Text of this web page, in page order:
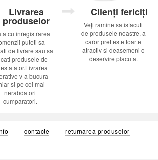
Livrarea
produselor
cu inregistrarea
puteti sa
de livrare sau sa
produsele de
v-a bucura
si pe cei mai
nerabdatori
cumparatori.
Clienți fericiți
Veți ramine satisfacuti
de produsele noastre, a
caror pret este foarte
atractiv si deasemeni o
deservire placuta.
contacte
returnarea produselor